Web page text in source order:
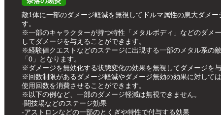
敵1体に一部のダメージ軽減を無視してドルマ属性の息大ダメ
す。
※一部のキャラクターが持つ特性「メタルボディ」などのダメ
してダメージを与えることができます。
※経験値クエストなどのステージに出現する一部のメタル系の敵
「0」となります。
※ダメージを無効化する状態変化の効果を無視してダメージを与
※回数制限があるダメージ軽減やダメージ無効の効果に対して
使用回数を消費させることができます。
※以下の例など、一部のダメージ軽減は無視できません。
-闘技場などのステージ効果
-アストロンなどの一部のとくぎや特性で付与する効果